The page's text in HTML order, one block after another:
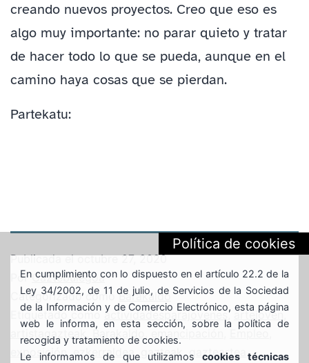
creando nuevos proyectos. Creo que eso es
algo muy importante: no parar quieto y tratar
de hacer todo lo que se pueda, aunque en el
camino haya cosas que se pierdan.
Partekatu:
Publicada eloctubre 27, 2020
Por Gaztebulegoa
Categorizado comoBarakaldo
Etiquetado como actividadesparajovenes, artejoven,
artistagazteak
Barakaldo emancipación Empleo
exposición,ezkerraldea, gazteak,gazteartea ,
Política de cookies
En cumplimiento con lo dispuesto en el artículo 22.2 de la
Ley 34/2002, de 11 de julio, de Servicios de la Sociedad
de la Información y de Comercio Electrónico, esta página
web le informa, en esta sección, sobre la política de
recogida y tratamiento de cookies.
Le informamos de que utilizamoscookies técnicas